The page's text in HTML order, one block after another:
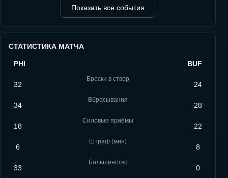
Показать все события
СТАТИСТИКА МАТЧА
PHI BUF
32
Броски в створ
24
34
Вбрасывания
28
18
Силовые приёмы
22
6
Штраф (мин)
8
33
Большинство
0